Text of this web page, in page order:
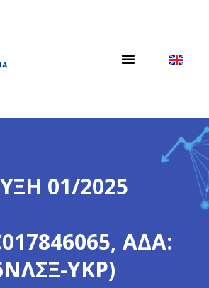
01/2025
ΑΔΑ:
ΥΚΡ)